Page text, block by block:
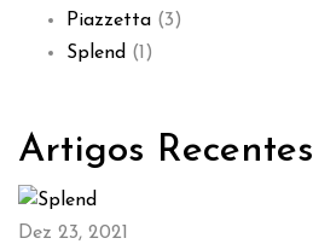
Piazzetta (3)
Splend (1)
Artigos Recentes
Dez 23, 2021